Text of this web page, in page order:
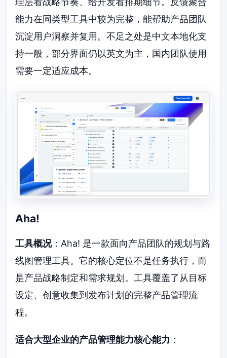
能力在同类型工具中较为完整，能帮助产品团队
沉淀用户洞察并复用。不足之处是中文本地化支
持一般，部分界面仍以英文为主，国内团队使用
需要一定适应成本。
Aha!
工具概况：Aha! 是一款面向产品团队的规划与路
线图管理工具。它的核心定位不是任务执行，而
是产品战略制定和需求规划。工具覆盖了从目标
设定、创意收集到发布计划的完整产品管理流
程。
适合大型企业的产品管理能力核心能力 ：